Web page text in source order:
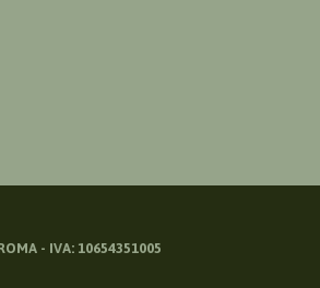
- IVA: 10654351005